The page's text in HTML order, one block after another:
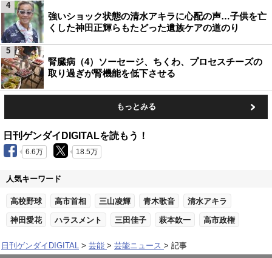
強いショック状態の清水アキラに心配の声…子供を亡
くした神田正輝らもたどった遺族ケアの道のり
4
腎臓病（4）ソーセージ、ちくわ、プロセスチーズの
取り過ぎが腎機能を低下させる
5
もっとみる
日刊ゲンダイDIGITALを読もう！
6.6万 18.5万
人気キーワード
高校野球 高市首相 三山凌輝 青木歌音 清水アキラ
神田愛花 ハラスメント 三田佳子 萩本欽一 高市政権
日刊ゲンダイDIGITAL 芸能 芸能ニュース 記事